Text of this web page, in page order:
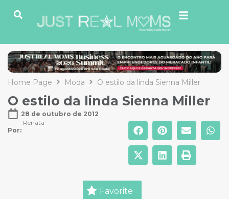
Home Page Moda O estilo da linda Sienna Miller
O estilo da linda Sienna Miller
28 de outubro de 2012
Por:
Renata
Favorite